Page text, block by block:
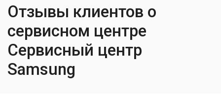
Отзывы клиентов о
сервисном центре
Сервисный центр
Samsung